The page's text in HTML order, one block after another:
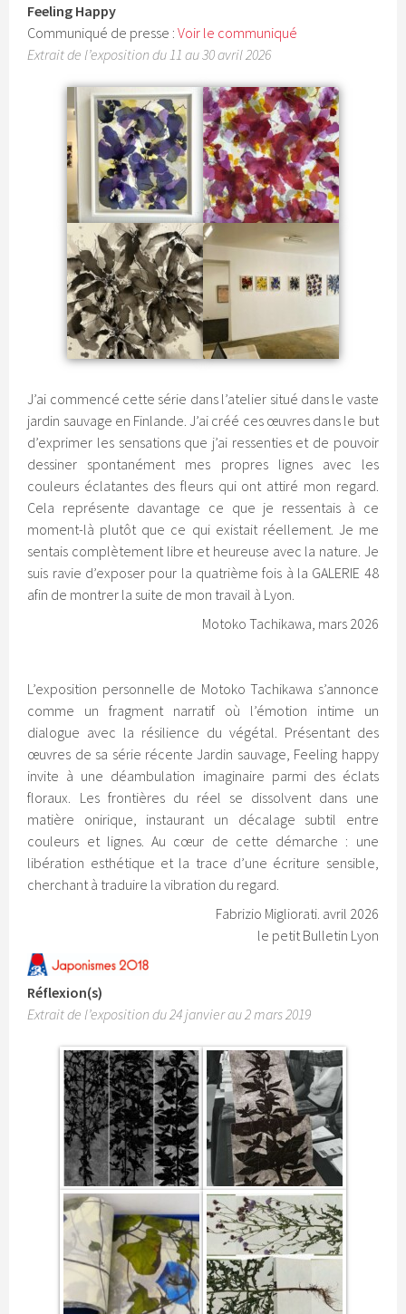
Feeling Happy
Communiqué de presse :Voir le communiqué
Extrait de l’exposition du 11 au 30 avril 2026
J’ai commencé cette série dans l’atelier situé dans le vaste
jardin sauvage en Finlande. J’ai créé ces œuvres dans le but
d’exprimer les sensations que j’ai ressenties et de pouvoir
dessiner spontanément mes propres lignes avec les
couleurs éclatantes des fleurs qui ont attiré mon regard.
Cela représente davantage ce que je ressentais à ce
moment-là plutôt que ce qui existait réellement. Je me
sentais complètement libre et heureuse avec la nature. Je
suis ravie d’exposer pour la quatrième fois à la GALERIE 48
afin de montrer la suite de mon travail à Lyon.
Motoko Tachikawa, mars 2026
L’exposition personnelle de Motoko Tachikawa s’annonce
comme un fragment narratif où l’émotion intime un
dialogue avec la résilience du végétal. Présentant des
œuvres de sa série récente Jardin sauvage, Feeling happy
invite à une déambulation imaginaire parmi des éclats
floraux. Les frontières du réel se dissolvent dans une
matière onirique, instaurant un décalage subtil entre
couleurs et lignes. Au cœur de cette démarche : une
libération esthétique et la trace d’une écriture sensible,
cherchant à traduire la vibration du regard.
Fabrizio Migliorati. avril 2026
le petit Bulletin Lyon
Réflexion(s)
Extrait de l’exposition du 24 janvier au 2 mars 2019